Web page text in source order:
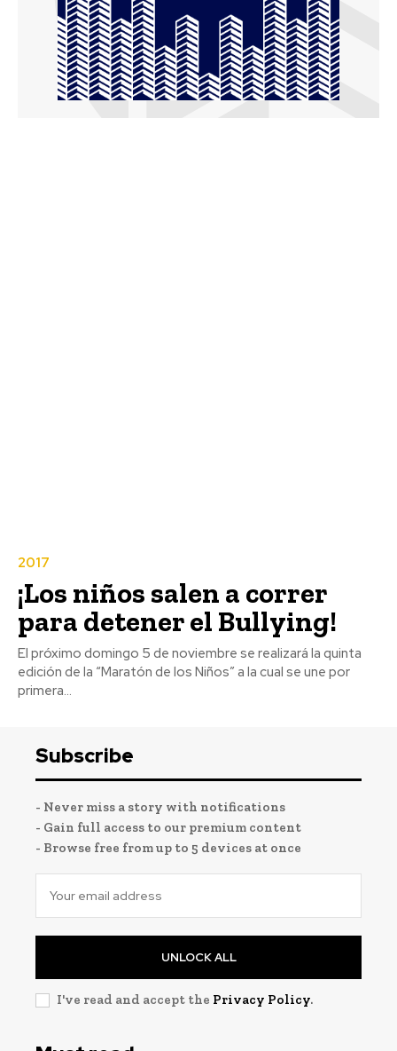
2017
¡Los niños salen a correr
para detener el Bullying!
El próximo domingo 5 de noviembre se realizará la quinta
edición de la “Maratón de los Niños” a la cual se une por
primera...
Subscribe
- Never miss a story with notifications
- Gain full access to our premium content
- Browse free from up to 5 devices at once
UNLOCK ALL
I've read and accept the Privacy Policy.